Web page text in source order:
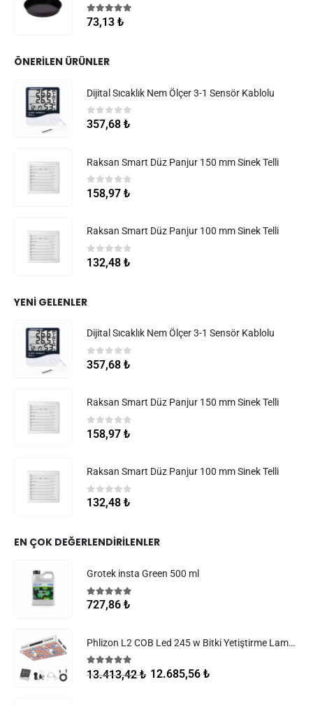
5.005 üzerinden
73,13 ₺
ÖNERILEN ÜRÜNLER
Dijital Sıcaklık Nem Ölçer 3-1 Sensör Kablolu
05 üzerinden
357,68 ₺
Raksan Smart Düz Panjur 150 mm Sinek Telli
0 5 üzerinden
158,97 ₺
Raksan Smart Düz Panjur 100 mm Sinek Telli
05 üzerinden
132,48 ₺
YENI GELENLER
Dijital Sıcaklık Nem Ölçer 3-1 Sensör Kablolu
05 üzerinden
357,68 ₺
Raksan Smart Düz Panjur 150 mm Sinek Telli
0 5 üzerinden
158,97 ₺
Raksan Smart Düz Panjur 100 mm Sinek Telli
05 üzerinden
132,48 ₺
EN ÇOK DEĞERLENDIRILENLER
Grotek insta Green 500 ml
5.00 5 üzerinden
727,86 ₺
Phlizon L2 COB Led 245 w Bitki Yetiştirme Lambası
5.005 üzerinden
13.413,42₺ 12.685,56 ₺